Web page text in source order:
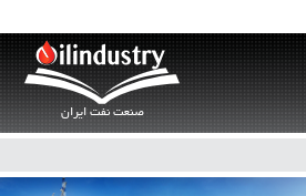
صنعت نفت ایران